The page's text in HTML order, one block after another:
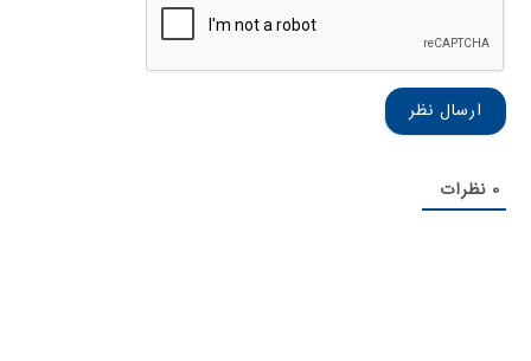
نام
0 نظرات